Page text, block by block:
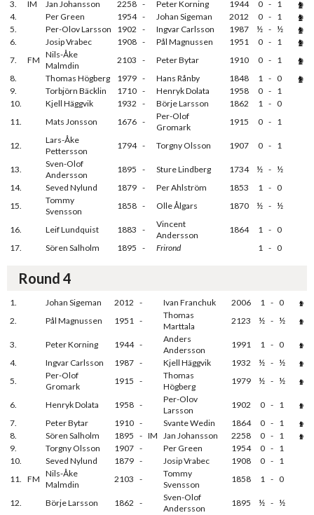
3. IM Jan Johansson 2258 - Peter Korning 1944 0 - 1
4.
Per Green 1954 - Johan Sigeman 2012 0 - 1
5.
Per-Olov Larsson 1902 - Ingvar Carlsson 1987 ½ - ½
6.
Josip Vrabec 1908 - Pål Magnussen 1951 0 - 1
7.
FM
Nils-Åke
Malmdin
2103 - Peter Bytar 1910 0 - 1
8.
Thomas Högberg 1979 - Hans Rånby 1848 1 - 0
9.
Torbjörn Bäcklin 1710 - Henryk Dolata 1958 0 - 1
10.
Kjell Häggvik 1932 - Börje Larsson 1862 1 - 0
11.
Mats Jonsson 1676 -
Per-Olof
Gromark
1915 0 - 1
12.
Lars-Åke
Pettersson
1794 - Torgny Olsson 1907 0 - 1
13.
Sven-Olof
Andersson
1895 - Sture Lindberg 1734 ½ - ½
14.
Seved Nylund 1879 - Per Ahlström 1853 1 - 0
15.
Tommy
Svensson
1858 - Olle Ålgars 1870 ½ - ½
16. Leif Lundquist 1883 -
Vincent
Andersson
1864 1 - 0
17.
Sören Salholm 1895 - Frirond 1 - 0
Round 4
1. Johan Sigeman 2012 - Ivan Franchuk 2006 1 - 0
2.
Pål Magnussen 1951 -
Thomas
Marttala
2123 ½ - ½
3. Peter Korning 1944 -
Anders
Andersson
1991 1 - 0
4.
Ingvar Carlsson 1987 - Kjell Häggvik 1932 ½ - ½
5.
Per-Olof
Gromark
1915 -
Thomas
Högberg
1979 ½ - ½
6. Henryk Dolata 1958 -
Per-Olov
Larsson
1902 0 - 1
7.
Peter Bytar 1910 - Svante Wedin 1864 0 - 1
8.
Sören Salholm 1895 - IM Jan Johansson 2258 0 - 1
9.
Torgny Olsson 1907 - Per Green 1954 0 - 1
10.
Seved Nylund 1879 - Josip Vrabec 1908 0 - 1
11. FM
Nils-Åke
Malmdin
2103 -
Tommy
Svensson
1858 1 - 0
12. Börje Larsson 1862 -
Sven-Olof
Andersson
1895 ½ - ½